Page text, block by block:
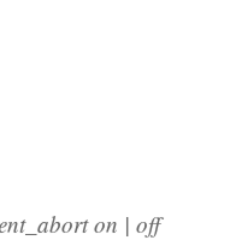
on | off